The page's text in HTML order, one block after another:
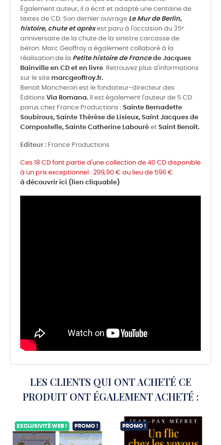
Également auteur, il a écrit et adapté une centaine de
textes de CD. Son dernier ouvrage Le Mur de Berlin,
histoire, chute et aprèsest paru à l'occasion du 35ᵉ
anniversaire de la chute de la sinistre carcasse de
béton. Marc Geoffroy a également collaboré à la
réalisation de la Petite histoire de Francede Jacques
Bainville en CD et en livre. Retrouvez plus d'informations
sur le site marcgeoffroy.fr.
Benoït Mancheron est le fondateur-directeur des
Éditions Via Romana. Il est également l'auteur de 5 CD
parus chez France Productions : Sainte Bernadette
Soubirous, Sainte Thérèse de Lisieux, Saint Jacques de
Compostelle, Sainte Catherine Labouré et Saint Benoît.
Editeur : France Productions
Ces 18 CD font partie d'une collection de 40 CD disponible
à un prix exceptionnel : 299,90 € au lieu de 596 €
à découvrir ici (lien cliquable)
LES CLIENTS QUI ONT ACHETÉ CE
PRODUIT ONT ÉGALEMENT ACHETÉ :
EXCLUSIVITÉ WEB ! PROMO ! PROMO !